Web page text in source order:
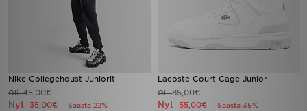
Nike Collegehoust Juniorit
Oli45,00€
Nyt 35,00€ Säästä 22%
Lacoste Court Cage Junior
Oli85,00€
Nyt 55,00€ Säästä 35%